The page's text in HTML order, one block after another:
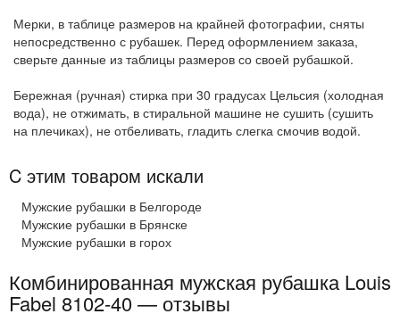
Мерки, в таблице размеров на крайней фотографии, сняты
непосредственно с рубашек. Перед оформлением заказа,
сверьте данные из таблицы размеров со своей рубашкой.
Бережная (ручная) стирка при 30 градусах Цельсия (холодная
вода), не отжимать, в стиральной машине не сушить (сушить
на плечиках), не отбеливать, гладить слегка смочив водой.
C этим товаром искали
Мужские рубашки в Белгороде
Мужские рубашки в Брянске
Мужские рубашки в горох
Комбинированная мужская рубашка Louis
Fabel 8102-40 — отзывы